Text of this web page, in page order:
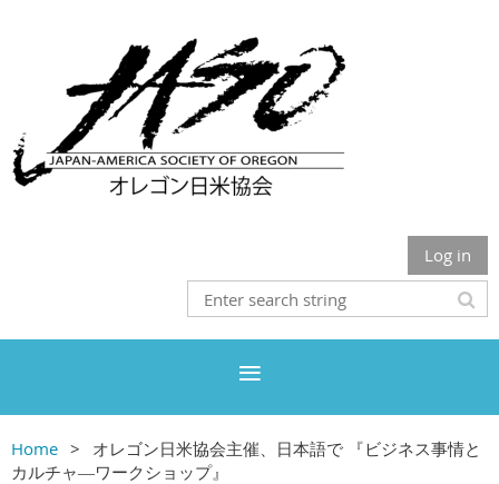
Log in
Home
オレゴン日米協会主催、日本語で 『ビジネス事情と
カルチャ―ワークショップ』